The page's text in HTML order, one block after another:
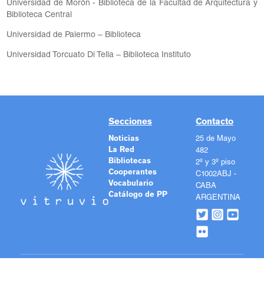
Universidad de Morón - Biblioteca de la Facultad de Arquitectura y
Biblioteca Central
Universidad de Palermo – Biblioteca
Universidad Torcuato Di Tella – Biblioteca Instituto
Secciones
Noticias
La Red
Bibliotecas
Cooperantes
Vocabulario
Catálogo de PP
Contacto
25 de Mayo
482
2º y 3º piso
C1002ABJ -
CABA
ARGENTINA